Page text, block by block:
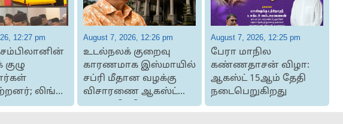
12:27 pm
லிங்கி,
August 7, 2026, 12:26 pm
உடல்நலக் குறைவு
காரணமாக இஸ்மாயில்
சப்ரி மீதான வழக்கு
விசாரணை ஆகஸ்ட்
27ஆம் தேதிக்க...
August 7, 2026, 12:25 pm
பேரா மாநில
கண்ணதாசன் விழா:
ஆகஸ்ட் 15ஆம் தேதி
நடைபெறுகிறது